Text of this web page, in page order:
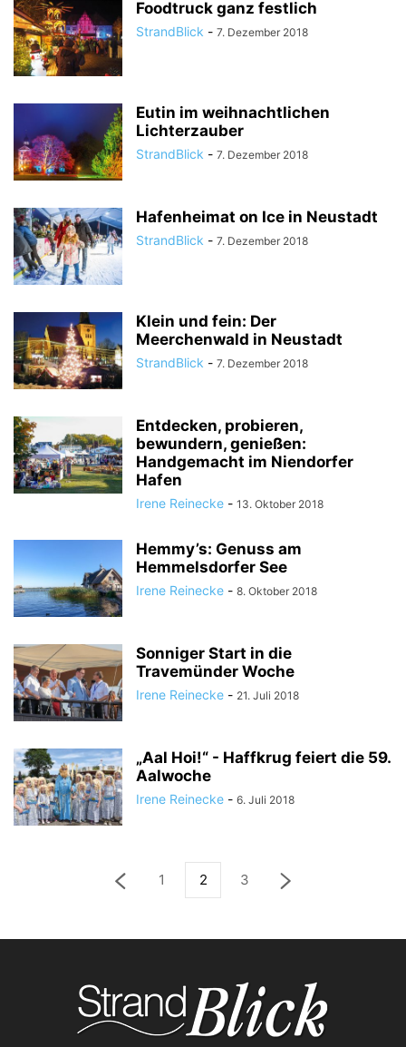
Foodtruck ganz festlich
StrandBlick - 7. Dezember 2018
Eutin im weihnachtlichen
Lichterzauber
StrandBlick - 7. Dezember 2018
Hafenheimat on Ice in Neustadt
StrandBlick - 7. Dezember 2018
Klein und fein: Der
Meerchenwald in Neustadt
StrandBlick - 7. Dezember 2018
Entdecken, probieren,
bewundern, genießen:
Handgemacht im Niendorfer
Hafen
Irene Reinecke - 13. Oktober 2018
Hemmy’s: Genuss am
Hemmelsdorfer See
Irene Reinecke - 8. Oktober 2018
Sonniger Start in die
Travemünder Woche
Irene Reinecke - 21. Juli 2018
„Aal Hoi!“ - Haffkrug feiert die 59.
Aalwoche
Irene Reinecke - 6. Juli 2018
1 2 3